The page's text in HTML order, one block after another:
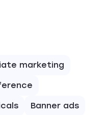
marketing
Banner ads